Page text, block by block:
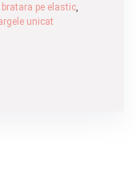
bratara pe elastic,
unicat